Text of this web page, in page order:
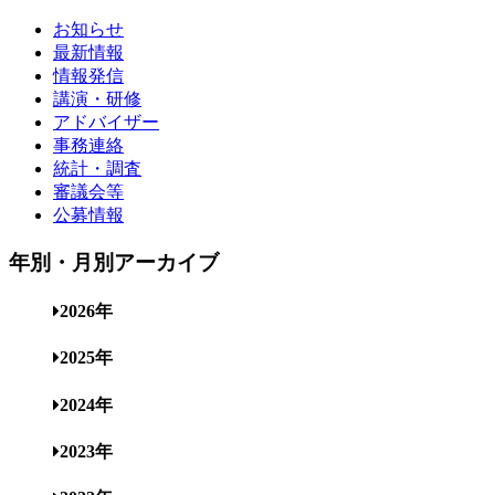
お知らせ
最新情報
情報発信
講演・研修
アドバイザー
事務連絡
統計・調査
審議会等
公募情報
年別・月別アーカイブ
2026年
2025年
2024年
2023年